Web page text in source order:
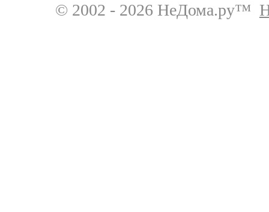
© 2002 - 2026 НеДома.ру™